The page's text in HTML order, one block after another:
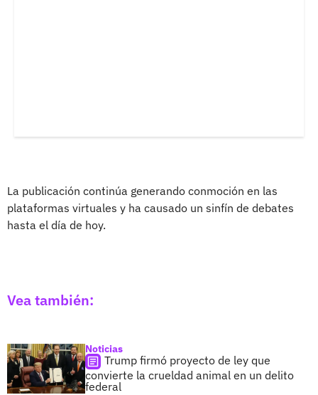
La publicación continúa generando conmoción en las
plataformas virtuales y ha causado un sinfín de debates
hasta el día de hoy.
Vea también:
Noticias
Trump firmó proyecto de ley que
convierte la crueldad animal en un delito
federal